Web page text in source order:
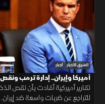
الشرق للأخبار أخبار
أميركا وإيران.. إدارة ترمب ونقص
تقارير أميركية أفادت بأن نقص
للتراجع عن ضربات واسعة ضد